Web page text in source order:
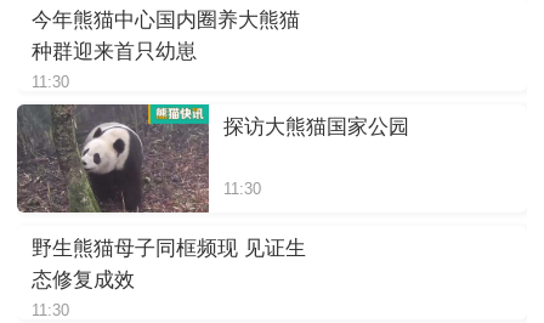
今年熊猫中心国内圈养大熊猫
种群迎来首只幼崽
11:30
探访大熊猫国家公园
11:30
野生熊猫母子同框频现 见证生
态修复成效
11:30